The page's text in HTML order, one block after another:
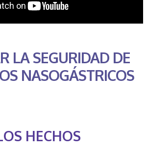
LA SEGURIDAD DE
NASOGÁSTRICOS
HECHOS